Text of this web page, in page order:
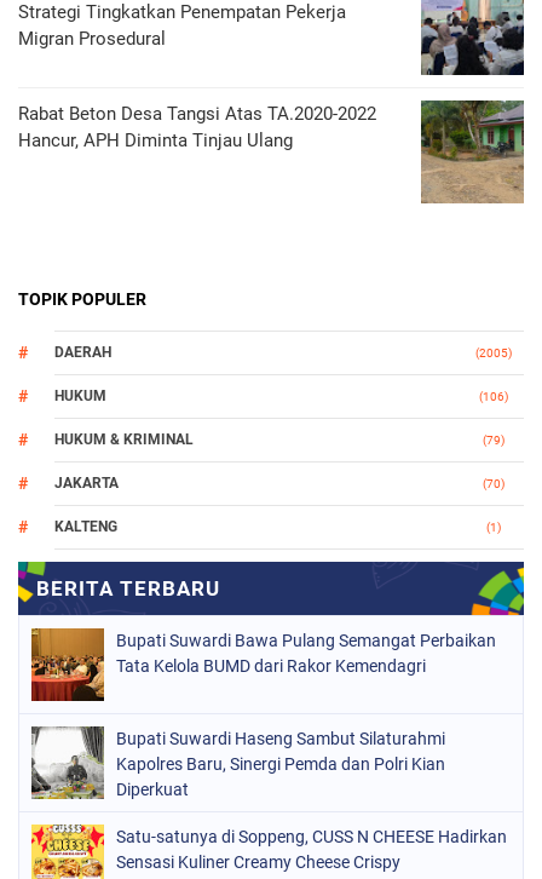
Strategi Tingkatkan Penempatan Pekerja
Migran Prosedural
Rabat Beton Desa Tangsi Atas TA.2020-2022
Hancur, APH Diminta Tinjau Ulang
TOPIK POPULER
DAERAH (2005)
HUKUM (106)
HUKUM & KRIMINAL (79)
JAKARTA (70)
KALTENG (1)
(78)
NASIONAL (748)
ORGANISASI
PERISTIWA
POLITIK
POLRI
SOPPENG (1149)
Bupati Suwardi Bawa Pulang Semangat Perbaikan
Tata Kelola BUMD dari Rakor Kemendagri
Bupati Suwardi Haseng Sambut Silaturahmi
Kapolres Baru, Sinergi Pemda dan Polri Kian
Diperkuat
Satu-satunya di Soppeng, CUSS N CHEESE Hadirkan
Sensasi Kuliner Creamy Cheese Crispy